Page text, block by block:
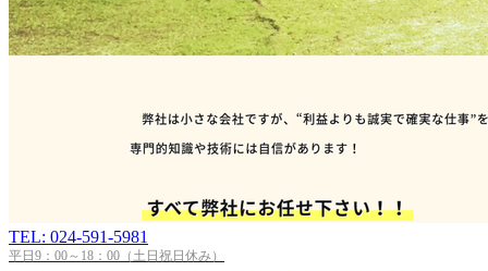
TEL: 024-591-5981
平日9：00～18：00（土日祝日休み）